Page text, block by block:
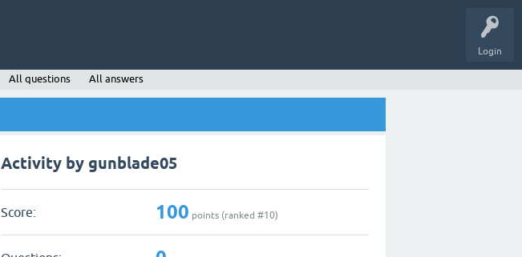
Login
All questions All answers
Activity by gunblade05
Score: 100 points (ranked #10)